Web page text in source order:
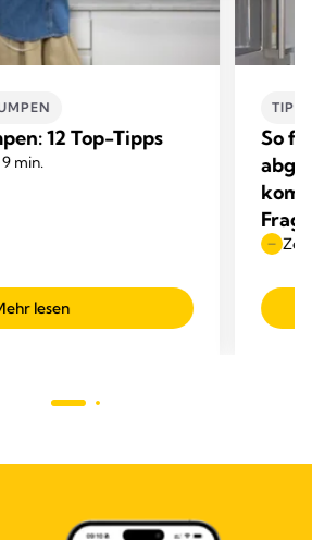
12 Top-Tipps
min.
lesen
So
Zeit